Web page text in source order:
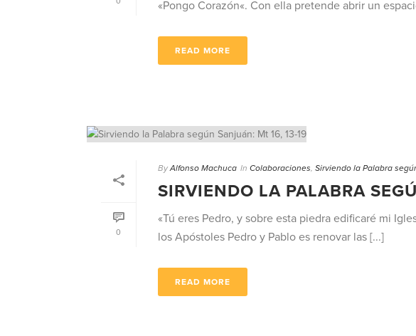
«Pongo Corazón«. Con ella pretende abrir un
READ MORE
0
By Alfonso Machuca In Colaboraciones Sirviendo la Palabra
SIRVIENDO LA PALABRA
«Tú eres Pedro, y sobre esta piedra edificaré mi
los Apóstoles Pedro y Pablo es renovar las [...]
READ MORE